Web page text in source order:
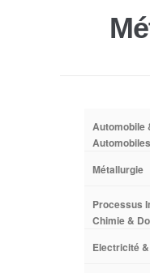
Automobile
Automobiles
Métallurgie
Processus
Chimie &
Electricité